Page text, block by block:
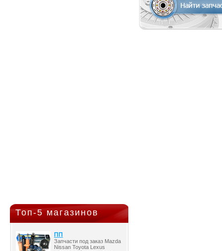
Топ-5 магазинов
ПП
Запчасти под заказ Mazda
Nissan Toyota Lexus